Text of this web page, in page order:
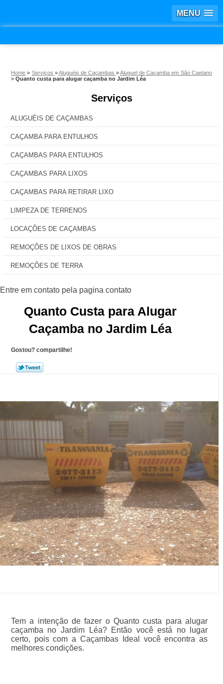
MENU
Home » Serviços »Aluguéis de Caçambas»Aluguel de Caçamba em São Caetano
»Quanto custa para alugar caçamba no Jardim Léa
Serviços
ALUGUÉIS DE CAÇAMBAS
CAÇAMBA PARA ENTULHOS
CAÇAMBAS PARA ENTULHOS
CAÇAMBAS PARA LIXOS
CAÇAMBAS PARA RETIRAR LIXO
LIMPEZA DE TERRENOS
LOCAÇÕES DE CAÇAMBAS
REMOÇÕES DE LIXOS DE OBRAS
REMOÇÕES DE TERRA
Quanto Custa para Alugar
Caçamba no Jardim Léa
Gostou? compartilhe!
Tem a intenção de fazer o Quanto custa para alugar
caçamba no Jardim Léa? Então você está no lugar
certo, pois com a Caçambas Ideal você encontra as
melhores condições.